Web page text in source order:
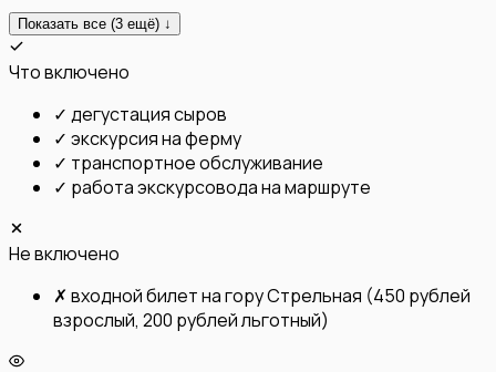
Показать все (3 ещё) ↓
Что включено
✓ дегустация сыров
✓ экскурсия на ферму
✓ транспортное обслуживание
✓ работа экскурсовода на маршруте
Не включено
✗ входной билет на гору Стрельная (450 рублей
взрослый, 200 рублей льготный)